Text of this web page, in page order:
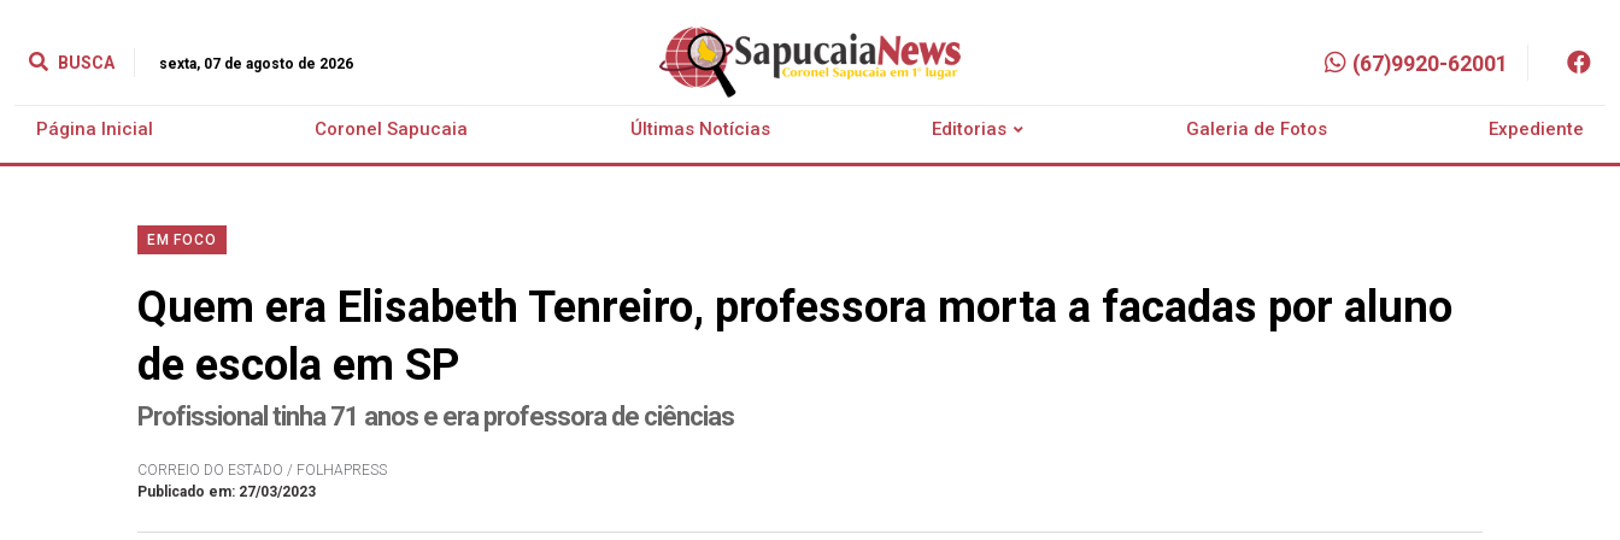
BUSCA sexta, 07 de agosto de 2026 (67)9920-62001
Página Inicial Coronel Sapucaia Últimas Notícias Editorias Galeria de Fotos Expediente
EM FOCO
Quem era Elisabeth Tenreiro, professora morta a facadas por aluno
de escola em SP
Profissional tinha 71 anos e era professora de ciências
CORREIO DO ESTADO / FOLHAPRESS
Publicado em: 27/03/2023